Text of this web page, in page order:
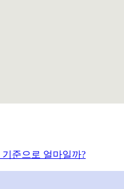
기준으로 얼마일까?